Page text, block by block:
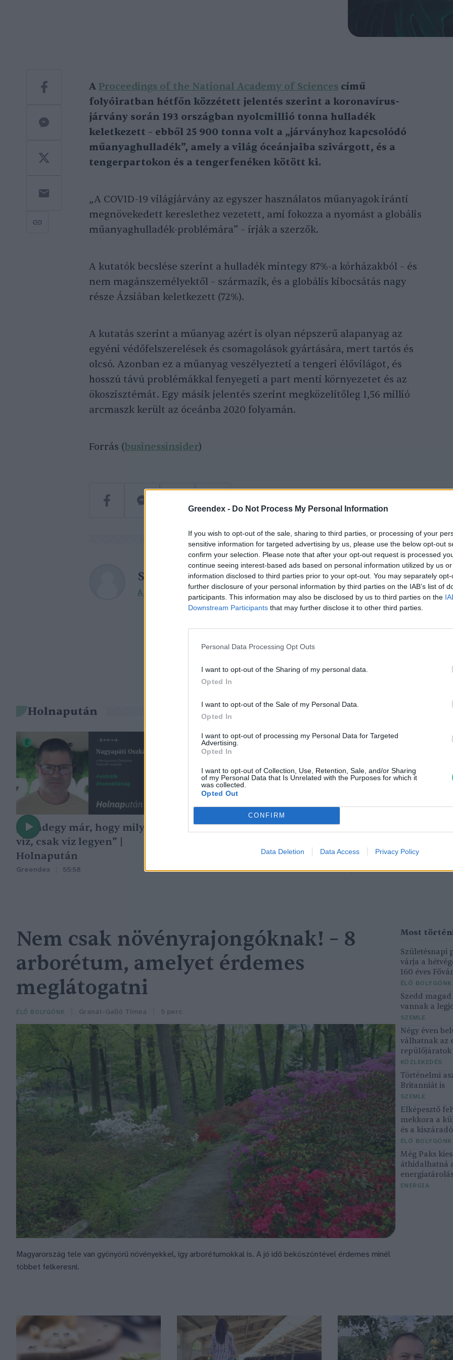
Greendex - Do Not Process My Personal Information
If you wish to opt-out of the sale, sharing to third parties, or processing of your
sensitive information for targeted advertising by us, please use the below opt-out
confirm your selection. Please note that after your opt-out request is processed
continue seeing interest-based ads based on personal information utilized by us
information disclosed to third parties prior to your opt-out. You may separately
further disclosure of your personal information by third parties on the IAB’s list of
participants. This information may also be disclosed by us to third parties on the
Downstream Participants that may further disclose it to other third parties.
Personal Data Processing Opt Outs
I want to opt-out of the Sharing of my personal data.
Opted In
I want to opt-out of the Sale of my Personal Data.
Opted In
I want to opt-out of processing my Personal Data for Targeted
Advertising.
Opted In
I want to opt-out of Collection, Use, Retention, Sale, and/or Sharing
of my Personal Data that Is Unrelated with the Purposes for which it
was collected.
Opted Out
CONFIRM
Data Deletion Data Access Privacy Policy
A Proceedings of the National Academy of Sciences című
folyóiratban hétfőn közzétett jelentés szerint a koronavírus-
járvány során 193 országban nyolcmillió tonna hulladék
keletkezett – ebből 25 900 tonna volt a „járványhoz kapcsolódó
műanyaghulladék”, amely a világ óceánjaiba szivárgott, és a
tengerpartokon és a tengerfenéken kötött ki.
„A COVID-19 világjárvány az egyszer használatos műanyagok iránti
megnövekedett kereslethez vezetett, ami fokozza a nyomást a globális
műanyaghulladék-problémára” – írják a szerzők.
A kutatók becslése szerint a hulladék mintegy 87%-a kórházakból – és
nem magánszemélyektől – származik, és a globális kibocsátás nagy
része Ázsiában keletkezett (72%).
A kutatás szerint a műanyag azért is olyan népszerű alapanyag az
egyéni védőfelszerelések és csomagolások gyártására, mert tartós és
olcsó. Azonban ez a műanyag veszélyezteti a tengeri élővilágot, és
hosszú távú problémákkal fenyegeti a part menti környezetet és az
ökoszisztémát. Egy másik jelentés szerint megközelítőleg 1,56 millió
arcmaszk került az óceánba 2020 folyamán.
Forrás (businessinsider)
Szemle
A szerző további cikkei
Holnapután
„Mindegy már, hogy milyen
víz, csak víz legyen” |
Holnapután
Greendex 55:58
A vegetációtüzek legfőbb
Nincs élet víz nélkül? –
Holnapután
Greendex 1:04:15
Nem csak növényrajongóknak! – 8
arborétum, amelyet érdemes
meglátogatni
ÉLŐ BOLYGÓNK Granát-Galló Tímea 5 perc
Magyarország tele van gyönyörű növényekkel, így arborétumokkal is. A jó idő beköszöntével érdemes minél
többet felkeresni.
Születésnapi
várja a
160 éves
ÉLŐ BOLYGÓNK
Szedd
vannak a
SZEMLE
Négy éven
válhatnak az
KÖZLEKEDÉS
Történelmi
Britanniát is
SZEMLE
Elképesztő
mekkora a
és a
ÉLŐ BOLYGÓNK
Még Paks
áthidalhatná
ENERGIA